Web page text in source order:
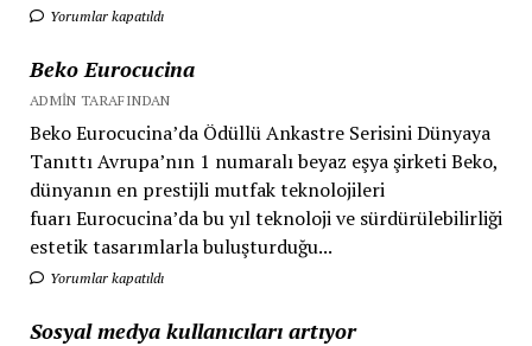
Yorumlar kapatıldı
Beko Eurocucina
ADMIN TARAFINDAN
Beko Eurocucina’da Ödüllü Ankastre Serisini Dünyaya
Tanıttı Avrupa’nın 1 numaralı beyaz eşya şirketi Beko,
dünyanın en prestijli mutfak teknolojileri
fuarı Eurocucina’da bu yıl teknoloji ve sürdürülebilirliği
estetik tasarımlarla buluşturduğu...
Yorumlar kapatıldı
Sosyal medya kullanıcıları artıyor